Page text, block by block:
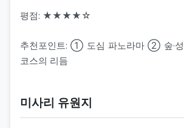
평점: ★★★★☆
추천포인트: ① 도심 파노라마 ② 숲·
코스의 리듬
미사리 유원지